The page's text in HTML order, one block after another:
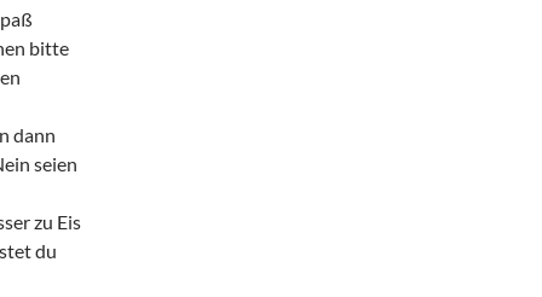
bitte
dann
seien
zu Eis
du